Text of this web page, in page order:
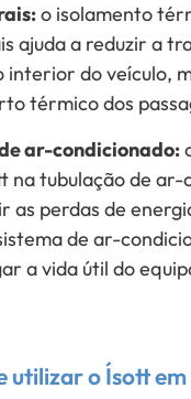
o isolamento
ajuda a reduzir a
interior do veículo,
térmico dos
ar-condicionado:
na tubulação de ar-
as perdas de
de ar-
a vida útil do
utilizar o Ísott em